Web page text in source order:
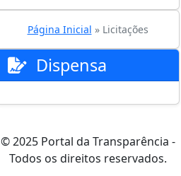
Página Inicial » Licitações
Dispensa
© 2025 Portal da Transparência -
Todos os direitos reservados.